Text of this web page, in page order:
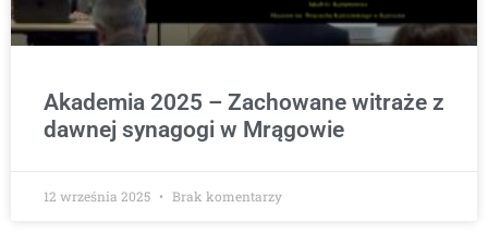
Akademia 2025 – Zachowane witraże z
dawnej synagogi w Mrągowie
12 września 2025 Brak komentarzy